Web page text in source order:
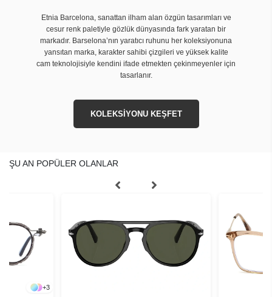
Etnia Barcelona, sanattan ilham alan özgün tasarımları ve
cesur renk paletiyle gözlük dünyasında fark yaratan bir
markadır. Barselona’nın yaratıcı ruhunu her koleksiyonuna
yansıtan marka, karakter sahibi çizgileri ve yüksek kalite
cam teknolojisiyle kendini ifade etmekten çekinmeyenler için
tasarlanır.
KOLEKSİYONU KEŞFET
ŞU AN POPÜLER OLANLAR
+3